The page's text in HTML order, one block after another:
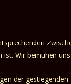
ist. Wir bemühen
der